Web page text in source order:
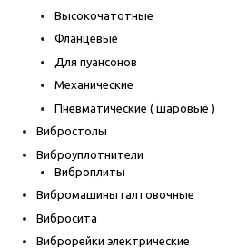
Высокочатотные
Фланцевые
Для пуансонов
Механические
Пневматические ( шаровые )
Вибростолы
Виброуплотнители
Виброплиты
Вибромашины галтовочные
Вибросита
Виброрейки электрические